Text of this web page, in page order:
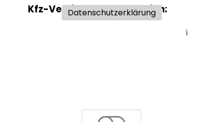
Datenschutzerklärung
Kfz-Versicherungsvergleich:
i